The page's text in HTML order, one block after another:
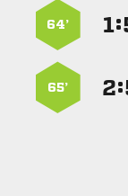
:
64’
:
65’